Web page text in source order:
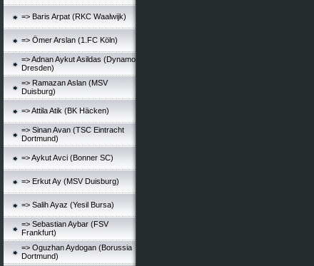
=> Baris Arpat (RKC Waalwijk)
=> Ömer Arslan (1.FC Köln)
=> Adnan Aykut Asildas (Dynamo
Dresden)
=> Ramazan Aslan (MSV
Duisburg)
=> Attila Atik (BK Häcken)
=> Sinan Avan (TSC Eintracht
Dortmund)
=> Aykut Avci (Bonner SC)
=> Erkut Ay (MSV Duisburg)
=> Salih Ayaz (Yesil Bursa)
=> Sebastian Aybar (FSV
Frankfurt)
=> Oguzhan Aydogan (Borussia
Dortmund)